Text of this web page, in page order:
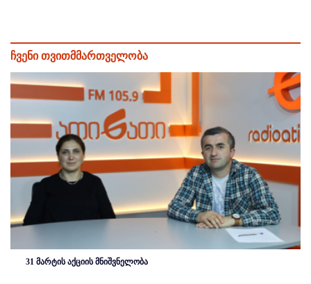
ჩვენი თვითმმართველობა
31 მარტის აქციის მნიშვნელობა